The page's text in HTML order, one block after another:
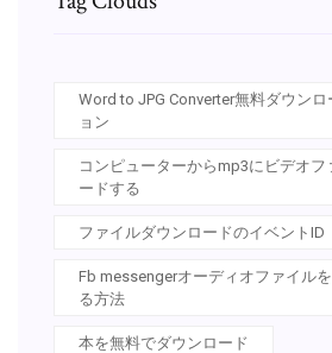
Word to JPG Converter無料ダウン
ョン
コンピューターからmp3にビデオフ
ードする
ファイルダウンロードのイベントID
Fb messengerオーディオファイル
る方法
本を無料でダウンロード